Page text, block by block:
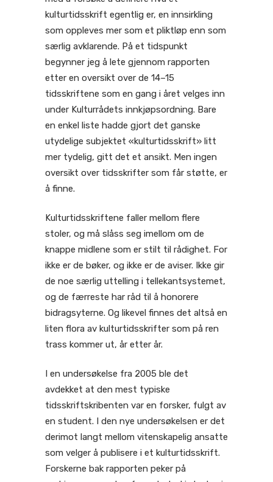
kulturtidsskrift egentlig er, en innsirkling
som oppleves mer som et pliktløp enn som
særlig avklarende. På et tidspunkt
begynner jeg å lete gjennom rapporten
etter en oversikt over de 14–15
tidsskriftene som en gang i året velges inn
under Kulturrådets innkjøpsordning. Bare
en enkel liste hadde gjort det ganske
utydelige subjektet «kulturtidsskrift» litt
mer tydelig, gitt det et ansikt. Men ingen
oversikt over tidsskrifter som får støtte, er
å finne.
Kulturtidsskriftene faller mellom flere
stoler, og må slåss seg imellom om de
knappe midlene som er stilt til rådighet. For
ikke er de bøker, og ikke er de aviser. Ikke gir
de noe særlig uttelling i tellekantsystemet,
og de færreste har råd til å honorere
bidragsyterne. Og likevel finnes det altså en
liten flora av kulturtidsskrifter som på ren
trass kommer ut, år etter år.
I en undersøkelse fra 2005 ble det
avdekket at den mest typiske
tidsskriftskribenten var en forsker, fulgt av
en student. I den nye undersøkelsen er det
derimot langt mellom vitenskapelig ansatte
som velger å publisere i et kulturtidsskrift.
Forskerne bak rapporten peker på